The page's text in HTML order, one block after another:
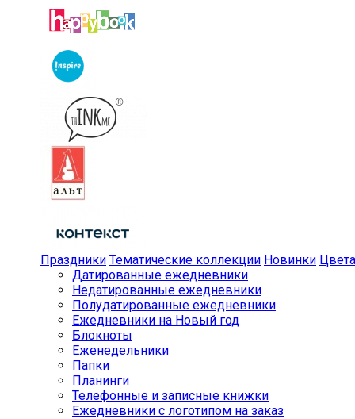
Праздники Тематические коллекции Новинки Цвета
Датированные ежедневники
Недатированные ежедневники
Полудатированные ежедневники
Ежедневники на Новый год
Блокноты
Еженедельники
Папки
Планинги
Телефонные и записные книжки
Ежедневники с логотипом на заказ